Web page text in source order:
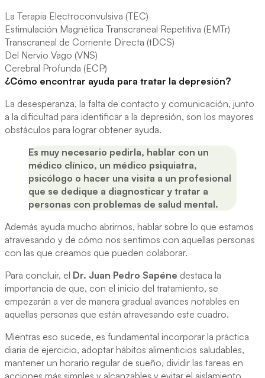
La Terapia Electroconvulsiva (TEC)
Estimulación Magnética Transcraneal Repetitiva (EMTr)
Transcraneal de Corriente Directa (tDCS)
Del Nervio Vago (VNS)
Cerebral Profunda (ECP)
¿Cómo encontrar ayuda para tratar la depresión?
La desesperanza, la falta de contacto y comunicación, junto
a la dificultad para identificar a la depresión, son los mayores
obstáculos para lograr obtener ayuda.
Es muy necesario pedirla, hablar con un
médico clínico, un médico psiquiatra,
psicólogo o hacer una visita a un profesional
que se dedique a diagnosticar y tratar a
personas con problemas de salud mental.
Además ayuda mucho abrirnos, hablar sobre lo que estamos
atravesando y de cómo nos sentimos con aquellas personas
con las que creamos que pueden colaborar.
Para concluir, el Dr. Juan Pedro Sapéne destaca la
importancia de que, con el inicio del tratamiento, se
empezarán a ver de manera gradual avances notables en
aquellas personas que están atravesando este cuadro.
Mientras eso sucede, es fundamental incorporar la práctica
diaria de ejercicio, adoptar hábitos alimenticios saludables,
mantener un horario regular de sueño, dividir las tareas en
acciones más simples y alcanzables y evitar el aislamiento.